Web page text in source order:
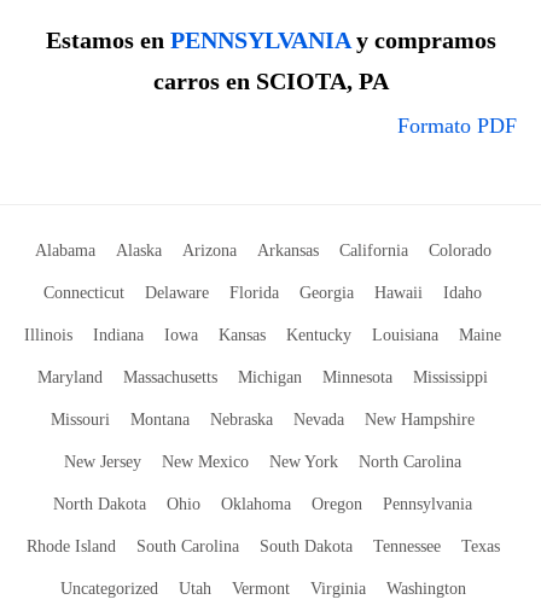
Estamos en PENNSYLVANIAy compramos
carros en SCIOTA, PA
Formato PDF
Alabama Alaska Arizona Arkansas California Colorado
Connecticut Delaware Florida Georgia Hawaii Idaho
Illinois Indiana Iowa Kansas Kentucky Louisiana Maine
Maryland Massachusetts Michigan Minnesota Mississippi
Missouri Montana Nebraska Nevada New Hampshire
New Jersey New Mexico New York North Carolina
North Dakota Ohio Oklahoma Oregon Pennsylvania
Rhode Island South Carolina South Dakota Tennessee Texas
Uncategorized Utah Vermont Virginia Washington